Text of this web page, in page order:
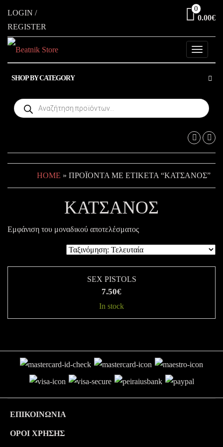
content
LOGIN /
REGISTER
0
0.00€
Toggle
SHOP BY CATEGORY
Products
search
HOME » ΠΡΟΪΌΝΤΑ ΜΕ ΕΤΙΚΈΤΑ “ΚΑΤΣΑΝΟΣ”
ΚΑΤΣΑΝΟΣ
Εμφάνιση του μοναδικού αποτελέσματος
SEX PISTOLS
7.50€
In stock
ΕΠΙΚΟΙΝΩΝΊΑ
ΟΡΟΙ ΧΡΉΣΗΣ